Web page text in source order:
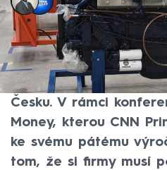
2. kvě 2025, 22:54
Inovace a méně
podle guvernéra
Aleše Michla cesta k
Česku. V rámci
Money, kterou CNN
ke svému pátému
tom, že si firmy musí